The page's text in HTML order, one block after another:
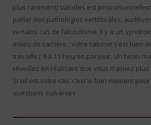
plus rarement) suicides est
parler des pathologies vertébrales,
certains cas de l’alcoolisme. Il y a un
milieu de carrière : votre cabinet s’est bien
travaillez 8 à 11 heures par jour. Un beau
réveillez en réalisant que vous n’aimez
Si tel est votre cas, c’est le bon moment
questions suivantes :